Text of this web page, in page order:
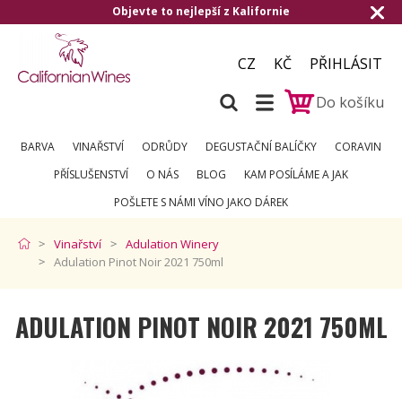
to nejlepší z Kalifornie Doručení
CZ KČ
PŘIHLÁSIT
Do košíku
BARVA VINAŘSTVÍ ODRŮDY DEGUSTAČNÍ BALÍČKY
CORAVIN
PŘÍSLUŠENSTVÍ
O NÁS BLOG
KAM POSÍLÁME A JAK
POŠLETE S NÁMI VÍNO JAKO DÁREK
Vinařství
Adulation Winery
Adulation Pinot Noir 2021 750ml
ADULATION PINOT NOIR 2021 750ML